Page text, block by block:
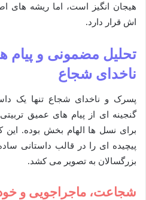
هیجان انگیز است، اما ریشه های
اش قرار دارد.
تحلیل مضمونی و پیام
ناخدای شجاع
پسرک و ناخدای شجاع تنها یک
گنجینه ای از پیام های عمیق
برای نسل ها الهام بخش بوده. این
پیچیده ای را در قالب داستانی
بزرگسالان به تصویر می کشد.
شجاعت، ماجراجویی و